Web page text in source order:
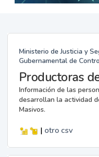
Ministerio de Justicia y
Gubernamental de
Productoras
Información de las
desarrollan la actividad
Masivos.
| otro csv